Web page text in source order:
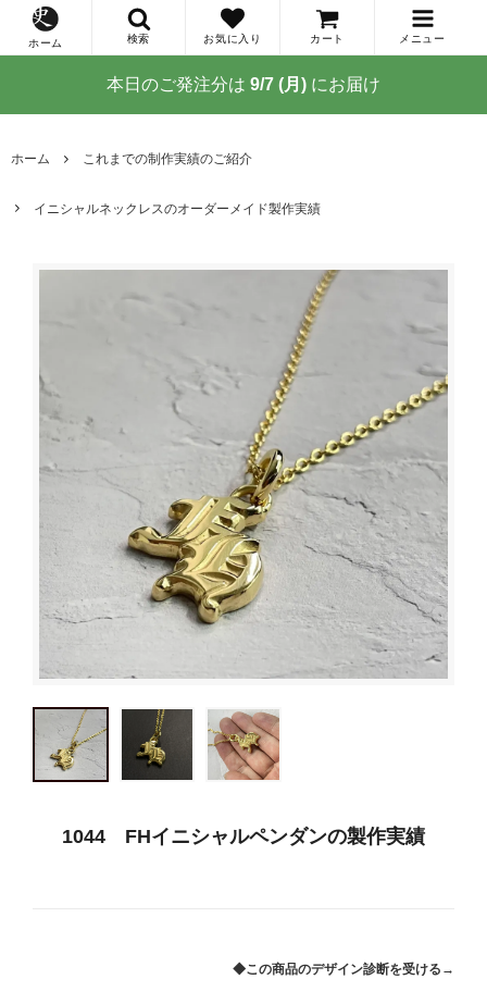
ホーム 検索 お気に入り カート メニュー
本日のご発注分は 9/7 (月) にお届け
ホーム これまでの制作実績のご紹介
イニシャルネックレスのオーダーメイド製作実績
1044 FHイニシャルペンダンの製作実績
◆この商品のデザイン診断を受ける→